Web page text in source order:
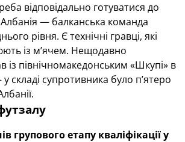
відповідально готуватися до
Албанія — балканська команда
рівня. Є технічні гравці, які
із м’ячем. Нещодавно
із північномакедонським «Шкупі» в
складі супротивника було п’ятеро
групового етапу кваліфікації у